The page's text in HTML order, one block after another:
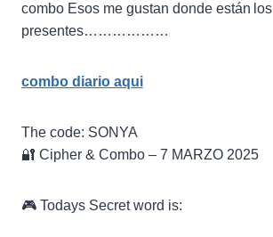
combo Esos me gustan donde están los
presentes………………
combo diario aqui
The code: SONYA
🔐 Cipher & Combo – 7 MARZO 2025
🎮 Todays Secret word is: